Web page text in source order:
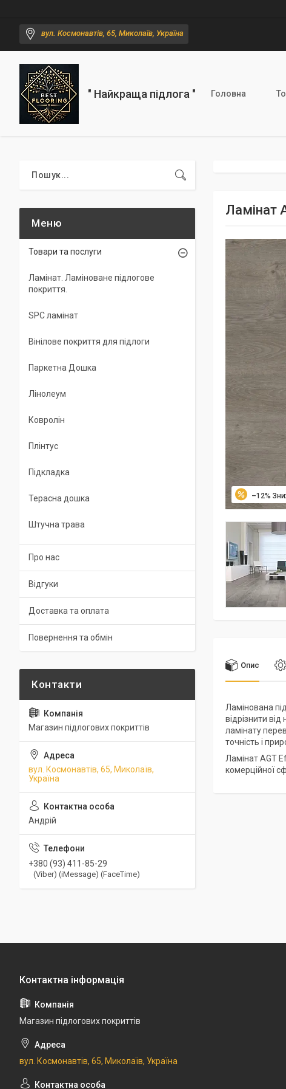
вул. Космонавтів, 65, Миколаїв, Україна
" Найкраща підлога " Головна
Ламінат
–12%
Опис
Ламінована
відрізнити
ламінату
точність і
Ламінат AGT
комерційної
Товари та послуги
Ламінат. Ламіноване підлогове
покриття.
SPC ламінат
Вінілове покриття для підлоги
Паркетна Дошка
Лінолеум
Ковролін
Плінтус
Підкладка
Терасна дошка
Штучна трава
Про нас
Відгуки
Доставка та оплата
Повернення та обмін
Магазин підлогових покриттів
вул. Космонавтів, 65, Миколаїв,
Україна
Андрій
+380 (93) 411-85-29
(Viber) (iMessage) (FaceTime)
Магазин підлогових покриттів
вул. Космонавтів, 65, Миколаїв, Україна